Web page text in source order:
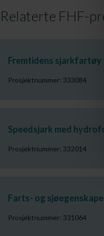
Relaterte FHF-
Fremtidens sjarkfartøy
Prosjektnummer: 333084
Speedsjark med
Prosjektnummer: 332014
Farts- og
Prosjektnummer: 331064